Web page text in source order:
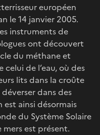
européen
le 14 janvier 2005.
instruments de
ont découvert
du méthane et
de l’eau, où des
lits dans la croûte
dans des
ainsi désormais
du Système Solaire
est présent.